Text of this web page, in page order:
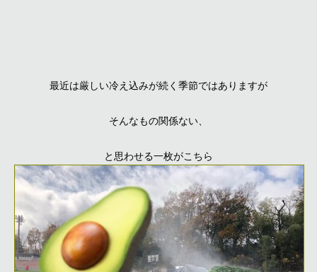
最近は厳しい冷え込みが続く季節ではありますが
そんなもの関係ない、
と思わせる一枚がこちら